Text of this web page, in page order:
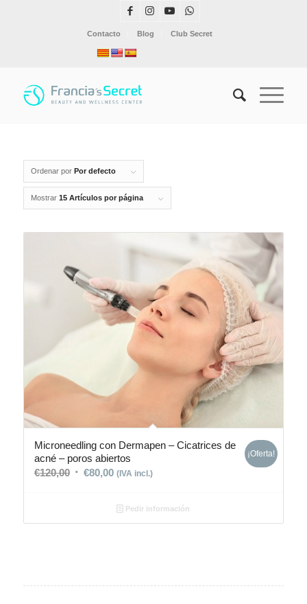
Contacto Blog Club Secret
Ordenar por Por defecto
Mostrar 15 Artículos por página
Microneedling con Dermapen – Cicatrices de
acné – poros abiertos
€120,00 €80,00 (IVA incl.)
¡Oferta!
Pedir información